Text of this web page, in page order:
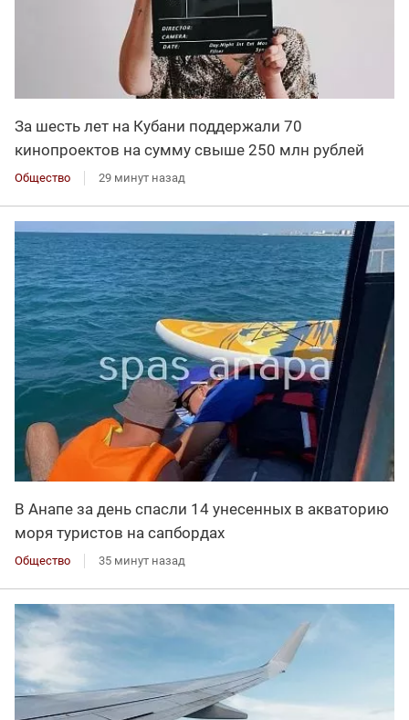
За шесть лет на Кубани поддержали 70
кинопроектов на сумму свыше 250 млн рублей
Общество 29 минут назад
В Анапе за день спасли 14 унесенных в акваторию
моря туристов на сапбордах
Общество 35 минут назад